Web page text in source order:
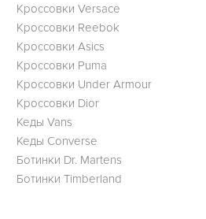
Кроссовки Versace
Кроссовки Reebok
Кроссовки Asics
Кроссовки Puma
Кроссовки Under Armour
Кроссовки Dior
Кеды Vans
Кеды Converse
Ботинки Dr. Martens
Ботинки Timberland